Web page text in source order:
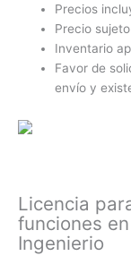
Precios
Precio
Inventario
Favor de
envío y
Licencia
funciones
Ingenierio